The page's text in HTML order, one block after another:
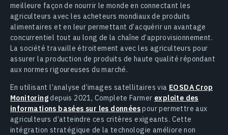
meilleure façon de nourrir le monde en connectant les
agriculteurs avec les acheteurs mondiaux de produits
alimentaires et en leur permettant d’acquérir un avantage
concurrentiel tout au long de la chaîne d’approvisionnement.
La société travaille étroitement avec les agriculteurs pour
assurer la production de produits de haute qualité répondant
aux normes rigoureuses du marché.
En utilisant l’analyse d’images satellitaires via EOSDA Crop
Monitoringdepuis 2021, Complete Farmer exploite des
informations basées sur les donnéespour permettre aux
agriculteurs d’atteindre ces critères exigeants. Cette
intégration stratégique de la technologie améliore non